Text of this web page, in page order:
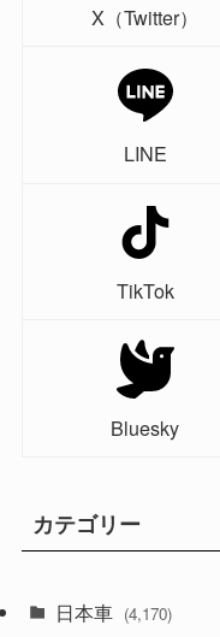
X（Twitter）
LINE
TikTok
Bluesky
カテゴリー
日本車 (4,170)